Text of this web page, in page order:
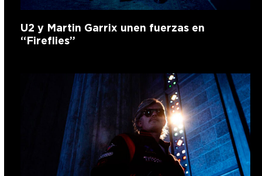
U2 y Martin Garrix unen fuerzas en
“Fireflies”